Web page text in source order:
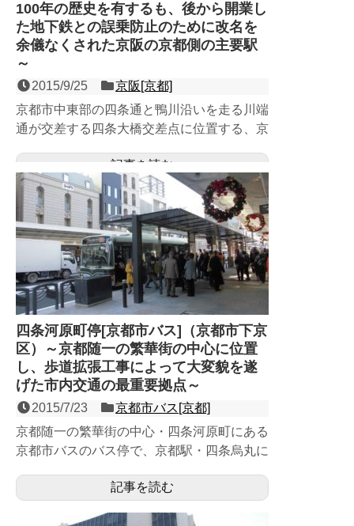
100年の歴史を有するも、後から開業し
た地下鉄との誤乗防止のために改名を
余儀なくされた京阪の京都側の主要駅
～
2015/9/25
京阪[京都]
京都市中東部の四条通と鴨川沿いを走る川端
通が交差する四条大橋交差点に位置する、京
繁華街である四条河原...
記事を読む
四条河原町停[京都市バス]（京都市下京
区）～京都随一の繁華街の中心に位置
し、歩道拡張工事によって大変貌を遂
げた市内交通の最重要拠点～
2015/7/23
京都市バス[京都]
京都随一の繁華街の中心・四条河原町にある
京都市バスのバス停で、京都駅・四条烏丸に
線の終点・河原町駅と...
記事を読む